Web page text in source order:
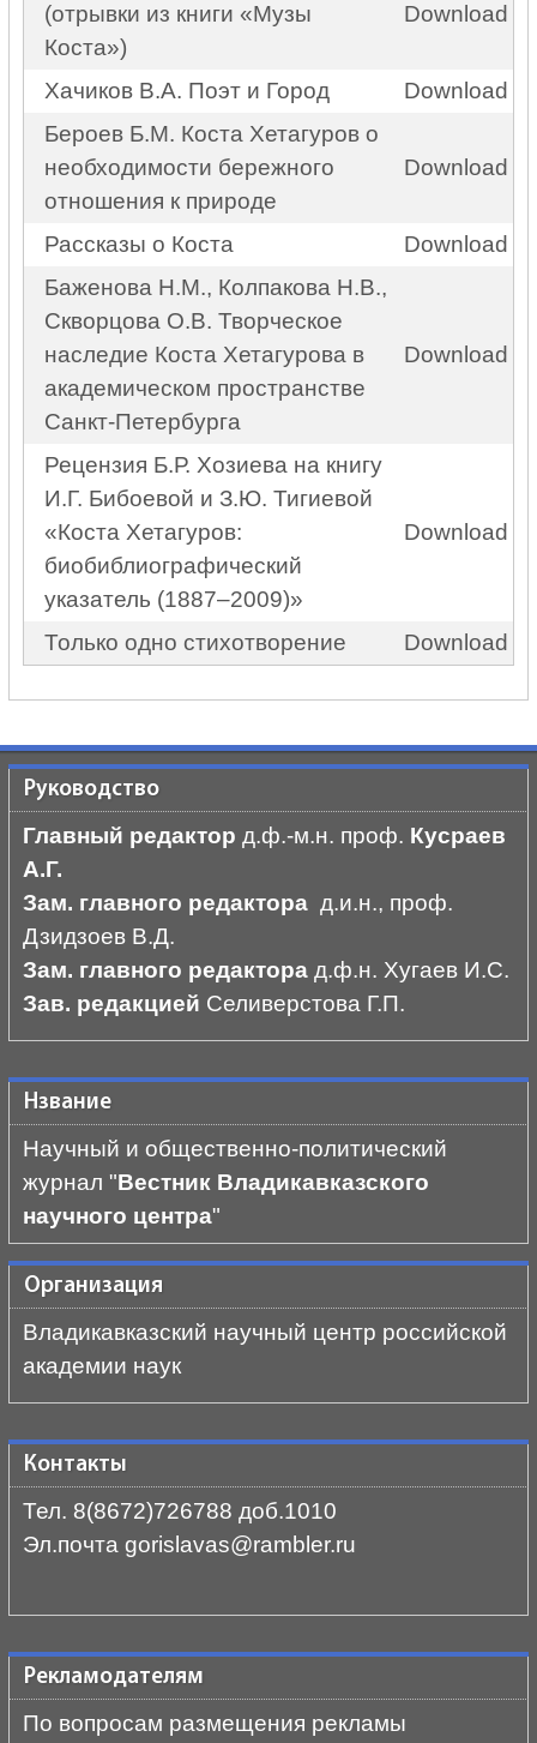
(отрывки из книги «Музы
Коста»)
Download
Хачиков В.А. Поэт и Город
Download
Бероев Б.М. Коста Хетагуров о
необходимости бережного
отношения к природе
Download
Рассказы о Коста
Download
Баженова Н.М., Колпакова Н.В.,
Скворцова О.В. Творческое
наследие Коста Хетагурова в
академическом пространстве
Санкт-Петербурга
Download
Рецензия Б.Р. Хозиева на книгу
И.Г. Бибоевой и З.Ю. Тигиевой
«Коста Хетагуров:
биобиблиографический
указатель (1887–2009)»
Download
Только одно стихотворение Download
Руководство
Главный редактор д.ф.-м.н. проф. Кусраев
А.Г.
Зам. главного редактора д.и.н., проф.
Дзидзоев В.Д.
Зам. главного редакторад.ф.н. Хугаев И.С.
Зав. редакцией Селиверстова Г.П.
Нзвание
Научный и общественно-политический
журнал "Вестник Владикавказского
научного центра"
Организация
Владикавказский научный центр российской
академии наук
Контакты
Тел. 8(8672)726788 доб.1010
Эл.почта gorislavas@rambler.ru
Рекламодателям
По вопросам размещения рекламы